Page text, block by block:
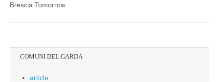
Brescia Tomorrow
COMUNI DEL GARDA
article